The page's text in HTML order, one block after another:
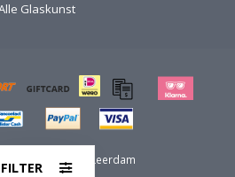
Glaskunst
Kristal-Glas Leerdam
FILTER